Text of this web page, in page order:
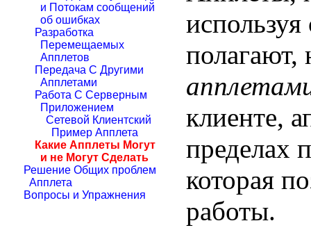
и Потокам сообщений
об ошибках
Разработка
Перемещаемых
Апплетов
Передача С Другими
Апплетами
Работа С Серверным
Приложением
Сетевой Клиентский
Пример Апплета
Какие Апплеты Могут
и не Могут Сделать
Решение Общих проблем
Апплета
Вопросы и Упражнения
используя
полагают,
клиенте,
пределах
которая
работы.